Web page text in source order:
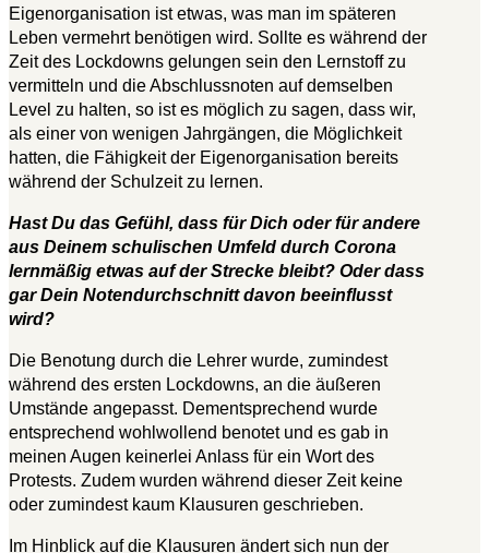
Eigenorganisation ist etwas, was man im späteren
Leben vermehrt benötigen wird. Sollte es während der
Zeit des Lockdowns gelungen sein den Lernstoff zu
vermitteln und die Abschlussnoten auf demselben
Level zu halten, so ist es möglich zu sagen, dass wir,
als einer von wenigen Jahrgängen, die Möglichkeit
hatten, die Fähigkeit der Eigenorganisation bereits
während der Schulzeit zu lernen.
Hast Du das Gefühl, dass für Dich oder für andere
aus Deinem schulischen Umfeld durch Corona
lernmäßig etwas auf der Strecke bleibt? Oder dass
gar Dein Notendurchschnitt davon beeinflusst
wird?
Die Benotung durch die Lehrer wurde, zumindest
während des ersten Lockdowns, an die äußeren
Umstände angepasst. Dementsprechend wurde
entsprechend wohlwollend benotet und es gab in
meinen Augen keinerlei Anlass für ein Wort des
Protests. Zudem wurden während dieser Zeit keine
oder zumindest kaum Klausuren geschrieben.
Im Hinblick auf die Klausuren ändert sich nun der